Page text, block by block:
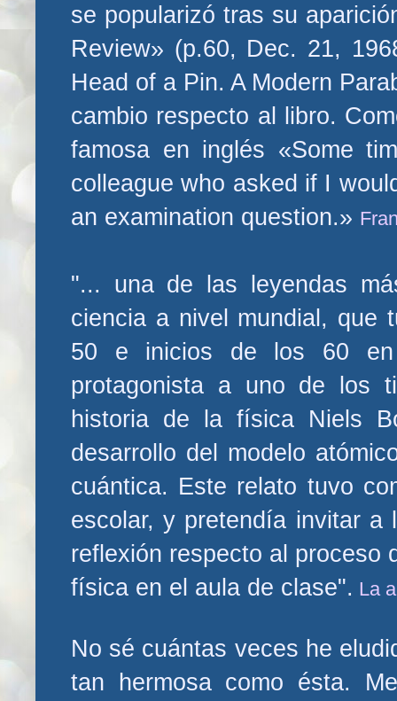
se popularizó tras su
Review» (p.60, Dec. 21,
Head of a Pin. A Modern
cambio respecto al libro.
famosa en inglés «Some
colleague who asked if I
an examination question.»
"... una de las leyendas
ciencia a nivel mundial, que
50 e inicios de los 60 en
protagonista a uno de los
historia de la física Niels
desarrollo del modelo
cuántica. Este relato tuvo
escolar, y pretendía invitar
reflexión respecto al proceso
física en el aula de clase". La
No sé cuántas veces he
tan hermosa como ésta.